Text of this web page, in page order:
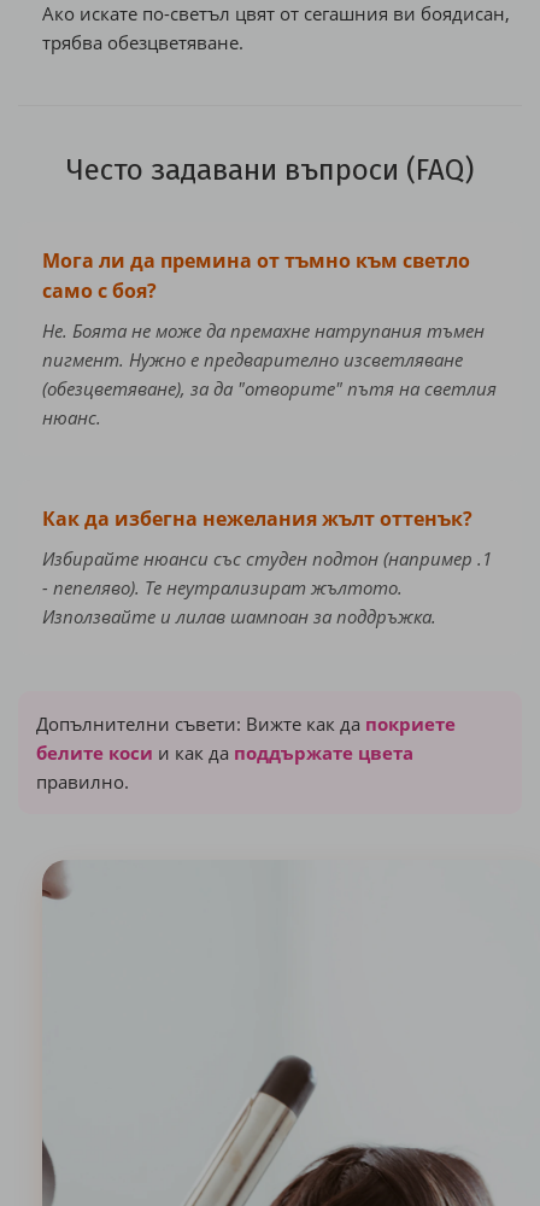
Ако искате по-светъл цвят от сегашния ви боядисан,
трябва обезцветяване.
Често задавани въпроси (FAQ)
Мога ли да премина от тъмно към светло
само с боя?
Не. Боята не може да премахне натрупания тъмен
пигмент. Нужно е предварително изсветляване
(обезцветяване), за да "отворите" пътя на светлия
нюанс.
Как да избегна нежелания жълт оттенък?
Избирайте нюанси със студен подтон (например .1
- пепеляво). Те неутрализират жълтото.
Използвайте и лилав шампоан за поддръжка.
Допълнителни съвети: Вижте как да покриете
белите коси и как да поддържате цвета
правилно.